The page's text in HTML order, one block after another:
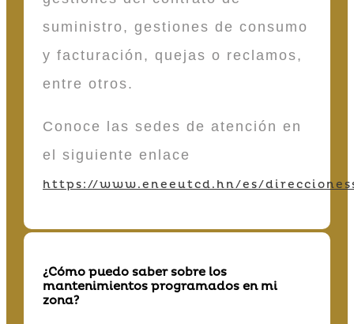
suministro, gestiones de consumo
y facturación, quejas o reclamos,
entre otros.
Conoce las sedes de atención en
el siguiente enlace
https://www.eneeutcd.hn/es/
¿Cómo puedo saber sobre los
mantenimientos programados en mi
zona?